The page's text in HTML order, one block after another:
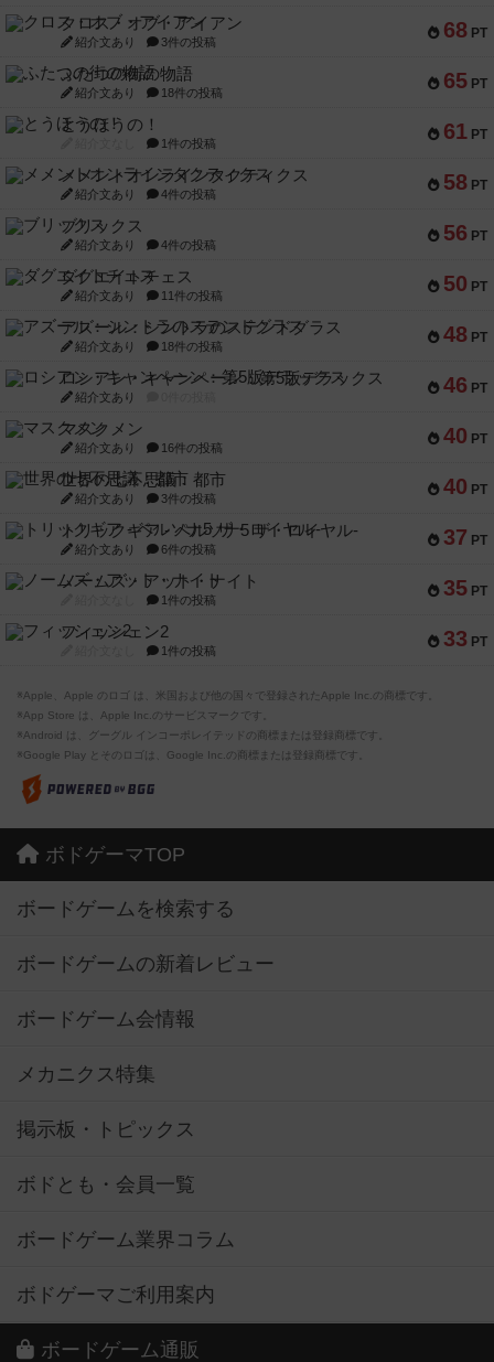
68 PT
クロス・オブ・アイアン
紹介文あり 3件の投稿
65 PT
ふたつの街の物語
紹介文あり 18件の投稿
61 PT
とうほうの！
1件の投稿
58 PT
メメントオンラインタクティクス
紹介文あり 4件の投稿
56 PT
ブリックス
紹介文あり 4件の投稿
50 PT
ダグエイトチェス
紹介文あり 11件の投稿
48 PT
アズール：シントラのステンドグラス
紹介文あり 18件の投稿
46 PT
ロシアン・キャンペーン：第5版デラックス
紹介文あり
40 PT
マスクメン
紹介文あり 16件の投稿
40 PT
世界の七不思議：都市
紹介文あり 3件の投稿
37 PT
トリックギア - ペルソナ5 ザ・ロイヤル-
紹介文あり 6件の投稿
35 PT
ノームズ・アット・ナイト
1件の投稿
33 PT
フィッシェン2
1件の投稿
※Apple、Apple のロゴ は、米国および他の国々で登録されたApple Inc.の商標です。
※App Store は、Apple Inc.のサービスマークです。
※Android は、グーグル インコーポレイテッドの商標または登録商標です。
※Google Play とそのロゴは、Google Inc.の商標または登録商標です。
ボドゲーマTOP
ボードゲームを検索する
ボードゲームの新着レビュー
ボードゲーム会情報
メカニクス特集
掲示板・トピックス
ボドとも・会員一覧
ボードゲーム業界コラム
ボドゲーマご利用案内
ボードゲーム通販